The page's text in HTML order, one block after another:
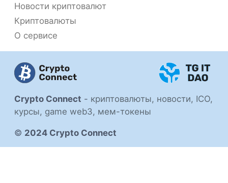
Crypto Connect - криптовалюты, новости, ICO,
курсы, game web3, мем-токены
© 2024 Crypto Connect
Новости криптовалют
Криптовалюты
О сервисе